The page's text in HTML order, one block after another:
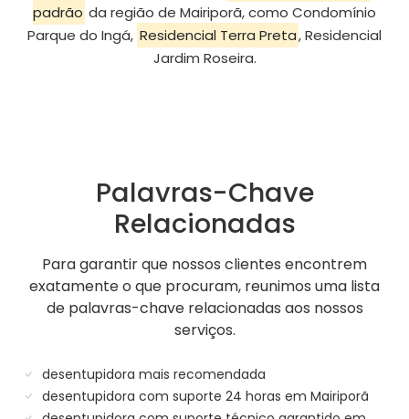
padrão da região de Mairiporã, como Condomínio
Parque do Ingá, Residencial Terra Preta, Residencial
Jardim Roseira.
Palavras-Chave
Relacionadas
Para garantir que nossos clientes encontrem
exatamente o que procuram, reunimos uma lista
de palavras-chave relacionadas aos nossos
serviços.
desentupidora mais recomendada
desentupidora com suporte 24 horas em Mairiporã